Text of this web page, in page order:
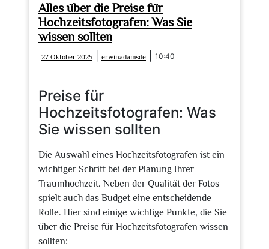
Alles über die Preise für
Hochzeitsfotografen: Was Sie
wissen sollten
27 Oktober 2025
Oktober
2025
erwinadamsde erwinadamsde
10:40
Preise für
Hochzeitsfotografen: Was
Sie wissen sollten
Die Auswahl eines Hochzeitsfotografen ist ein
wichtiger Schritt bei der Planung Ihrer
Traumhochzeit. Neben der Qualität der Fotos
spielt auch das Budget eine entscheidende
Rolle. Hier sind einige wichtige Punkte, die Sie
über die Preise für Hochzeitsfotografen wissen
sollten: